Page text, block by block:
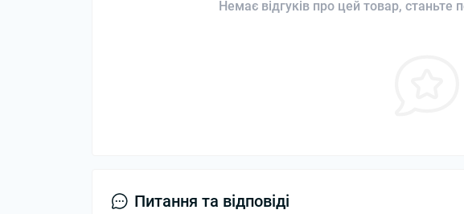
Немає відгуків про цей товар, станьте
Питання та відповіді